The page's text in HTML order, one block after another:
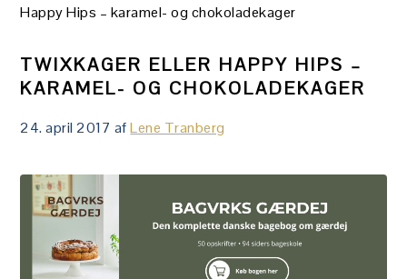
Happy Hips – karamel- og chokoladekager
TWIXKAGER ELLER HAPPY HIPS –
KARAMEL- OG CHOKOLADEKAGER
24. april 2017 afLene Tranberg